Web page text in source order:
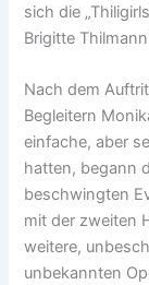
sich die
Brigitte
Nach dem
Begleitern
einfache, aber
hatten, begann
beschwingten
mit der zweiten
weitere,
unbekannten